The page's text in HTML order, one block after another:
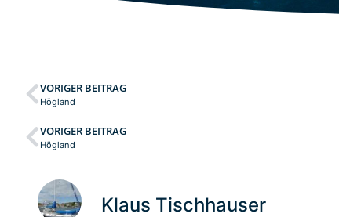
VORIGER BEITRAG
Högland
VORIGER BEITRAG
Högland
Klaus Tischhauser